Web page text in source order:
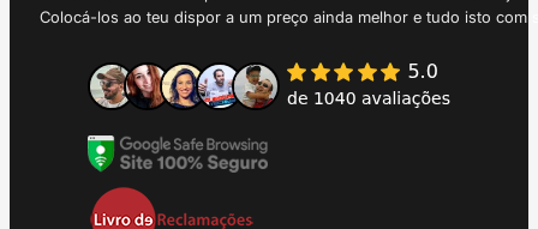
Colocá-los ao teu dispor a um preço ainda melhor e tudo isto